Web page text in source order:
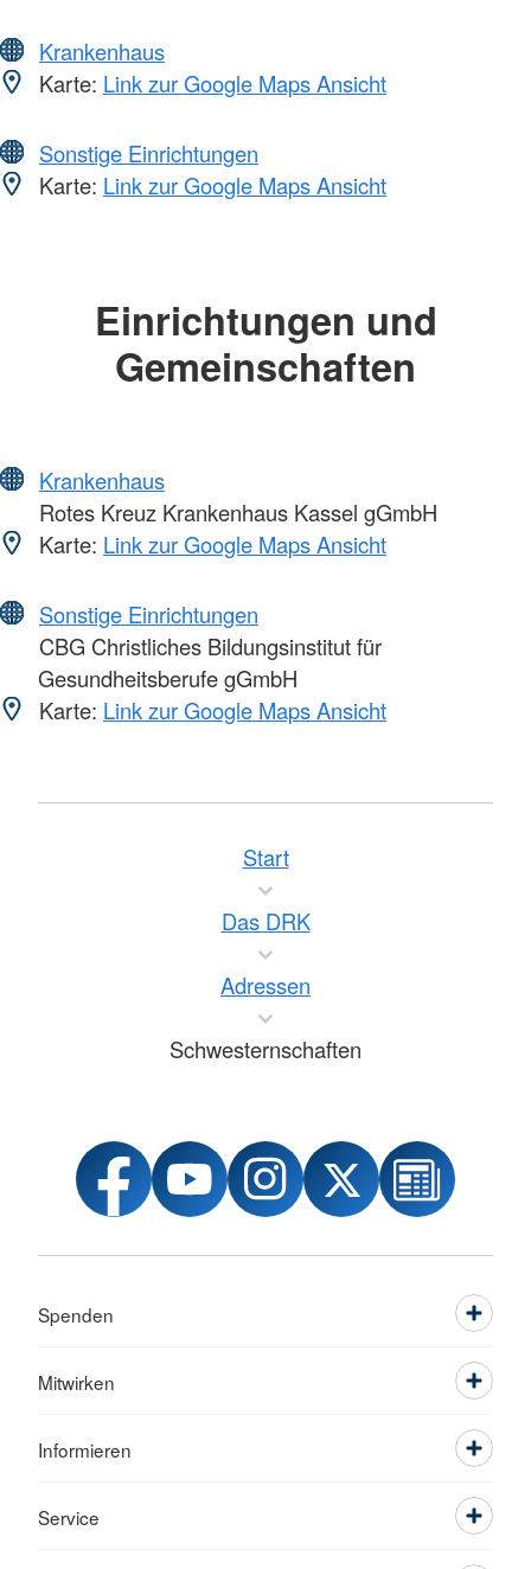
Krankenhaus
Karte: Link zur Google Maps Ansicht
Sonstige Einrichtungen
Karte: Link zur Google Maps Ansicht
Einrichtungen und
Gemeinschaften
Krankenhaus
Rotes Kreuz Krankenhaus Kassel gGmbH
Karte: Link zur Google Maps Ansicht
Sonstige Einrichtungen
CBG Christliches Bildungsinstitut für
Gesundheitsberufe gGmbH
Karte: Link zur Google Maps Ansicht
Start
Das DRK
Adressen
Schwesternschaften
Spenden
Mitwirken
Informieren
Service